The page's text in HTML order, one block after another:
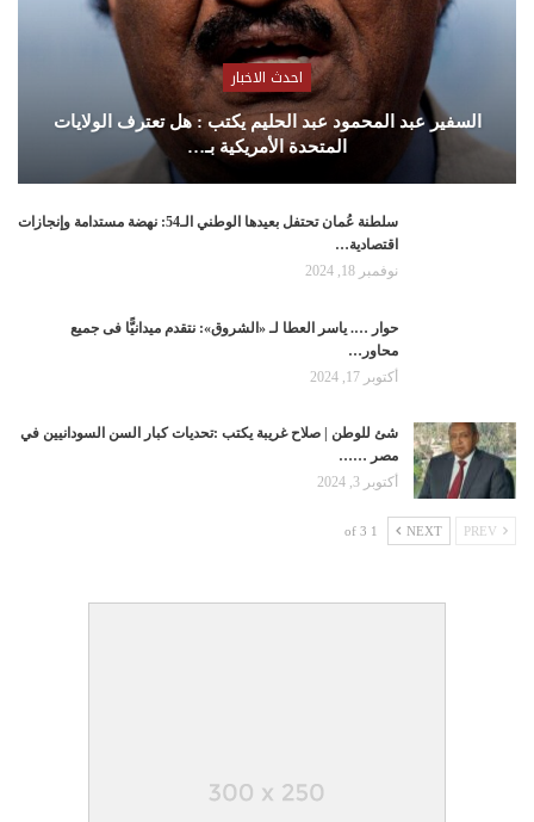
احدث الاخبار
السفير عبد المحمود عبد الحليم يكتب : هل تعترف الولايات
المتحدة الأمريكية بـ…
سلطنة عُمان تحتفل بعيدها الوطني الـ54: نهضة مستدامة وإنجازات
اقتصادية…
نوفمبر 18, 2024
حوار …. ياسر العطا لـ «الشروق»: نتقدم ميدانيًّا فى جميع
محاور…
أكتوبر 17, 2024
شئ للوطن | صلاح غريبة يكتب :تحديات كبار السن السودانيين في
مصر ……
أكتوبر 3, 2024
NEXT
1 of 3